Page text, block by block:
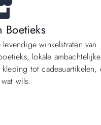
Boetieks
winkelstraten van
lokale ambachtelijke
tot cadeauartikelen,
wils.